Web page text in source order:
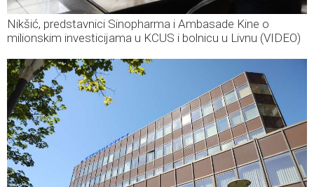
Nikšić, predstavnici Sinopharma i Ambasade Kine o
milionskim investicijama u KCUS i bolnicu u Livnu (VIDEO)